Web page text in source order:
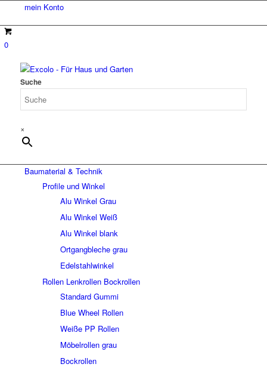
mein Konto
0
Suche
×
Baumaterial & Technik
Profile und Winkel
Alu Winkel Grau
Alu Winkel Weiß
Alu Winkel blank
Ortgangbleche grau
Edelstahlwinkel
Rollen Lenkrollen Bockrollen
Standard Gummi
Blue Wheel Rollen
Weiße PP Rollen
Möbelrollen grau
Bockrollen